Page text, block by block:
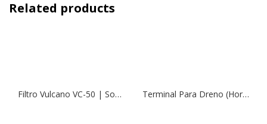
Related products
Filtro Vulcano VC-50 | Soplado (540mm) Terminal Para Dreno (Hormigón)